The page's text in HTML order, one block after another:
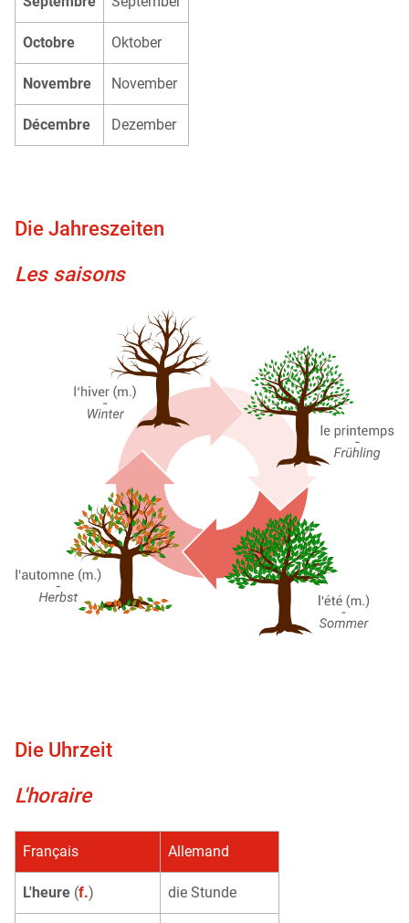
Octobre Oktober
Novembre November
Décembre Dezember
Die Jahreszeiten
Les saisons
Die Uhrzeit
L'horaire
Français Allemand
L'heure (f.) die Stunde